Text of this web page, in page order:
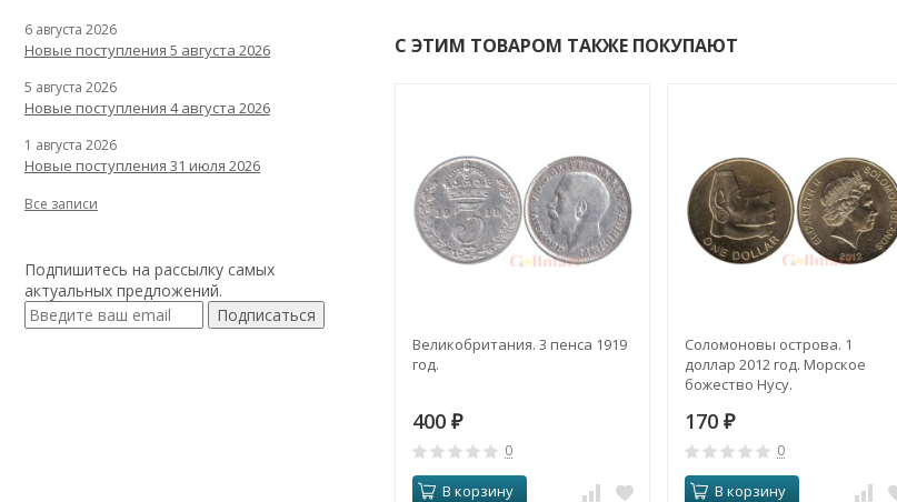
С ЭТИМ ТОВАРОМ ТАКЖЕ ПОКУПАЮТ
Великобритания. 3 пенса 1919
год.
400 ₽
0
В корзину
Соломоновы острова. 1
доллар 2012 год. Морское
божество Нусу.
170 ₽
0
В корзину
6 августа 2026
Новые поступления 5 августа 2026
5 августа 2026
Новые поступления 4 августа 2026
1 августа 2026
Новые поступления 31 июля 2026
Все записи
Подпишитесь на рассылку самых
актуальных предложений.
Подписаться